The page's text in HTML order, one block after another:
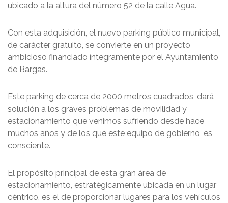
ubicado a la altura del número 52 de la calle Agua.
Con esta adquisición, el nuevo parking público municipal,
de carácter gratuito, se convierte en un proyecto
ambicioso financiado íntegramente por el Ayuntamiento
de Bargas.
Este parking de cerca de 2000 metros cuadrados, dará
solución a los graves problemas de movilidad y
estacionamiento que venimos sufriendo desde hace
muchos años y de los que este equipo de gobierno, es
consciente.
El propósito principal de esta gran área de
estacionamiento, estratégicamente ubicada en un lugar
céntrico, es el de proporcionar lugares para los vehículos